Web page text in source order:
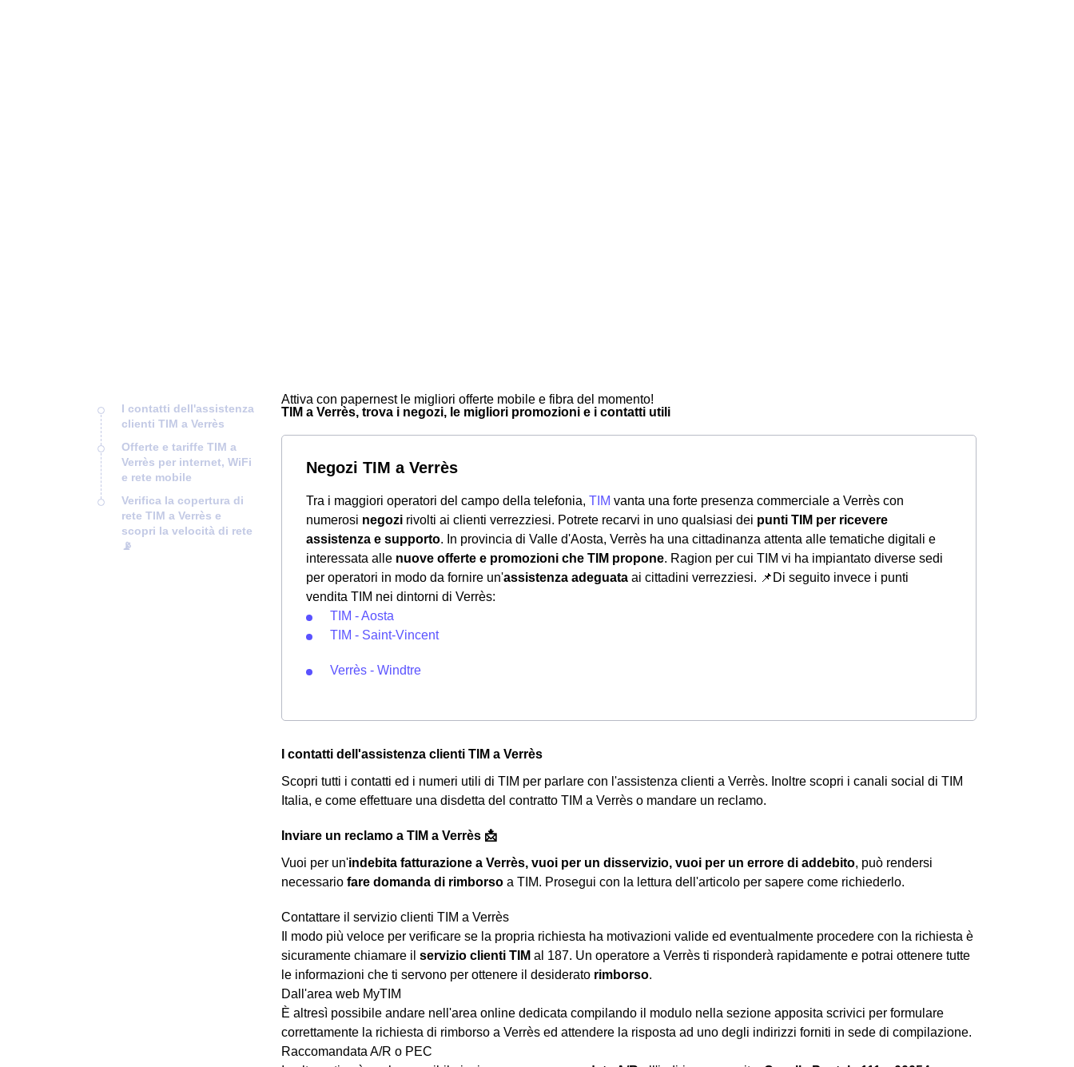
I contatti dell'assistenza
clienti TIM a Verrès
Offerte e tariffe TIM a
Verrès per internet, WiFi
e rete mobile
Verifica la copertura di
rete TIM a Verrès e
scopri la velocità di rete
📡
Attiva con papernest le migliori offerte mobile e fibra del momento!
TIM a Verrès, trova i negozi, le migliori promozioni e i contatti utili
Negozi TIM a Verrès
Tra i maggiori operatori del campo della telefonia, TIM vanta una forte presenza commerciale a Verrès con
numerosi negozi rivolti ai clienti verrezziesi. Potrete recarvi in uno qualsiasi dei punti TIM per ricevere
assistenza e supporto. In provincia di Valle d'Aosta, Verrès ha una cittadinanza attenta alle tematiche digitali e
interessata alle nuove offerte e promozioni che TIM propone. Ragion per cui TIM vi ha impiantato diverse sedi
per operatori in modo da fornire un'assistenza adeguata ai cittadini verrezziesi. 📌Di seguito invece i punti
vendita TIM nei dintorni di Verrès:
TIM - Aosta
TIM - Saint-Vincent
Verrès - Windtre
I contatti dell'assistenza clienti TIM a Verrès
Scopri tutti i contatti ed i numeri utili di TIM per parlare con l'assistenza clienti a Verrès. Inoltre scopri i canali social di TIM
Italia, e come effettuare una disdetta del contratto TIM a Verrès o mandare un reclamo.
Inviare un reclamo a TIM a Verrès 📩
Vuoi per un'indebita fatturazione a Verrès, vuoi per un disservizio, vuoi per un errore di addebito, può rendersi
necessario fare domanda di rimborso a TIM. Prosegui con la lettura dell'articolo per sapere come richiederlo.
Contattare il servizio clienti TIM a Verrès
Il modo più veloce per verificare se la propria richiesta ha motivazioni valide ed eventualmente procedere con la richiesta è
sicuramente chiamare il servizio clienti TIM al 187. Un operatore a Verrès ti risponderà rapidamente e potrai ottenere tutte
le informazioni che ti servono per ottenere il desiderato rimborso.
Dall'area web MyTIM
È altresì possibile andare nell'area online dedicata compilando il modulo nella sezione apposita scrivici per formulare
correttamente la richiesta di rimborso a Verrès ed attendere la risposta ad uno degli indirizzi forniti in sede di compilazione.
Raccomandata A/R o PEC